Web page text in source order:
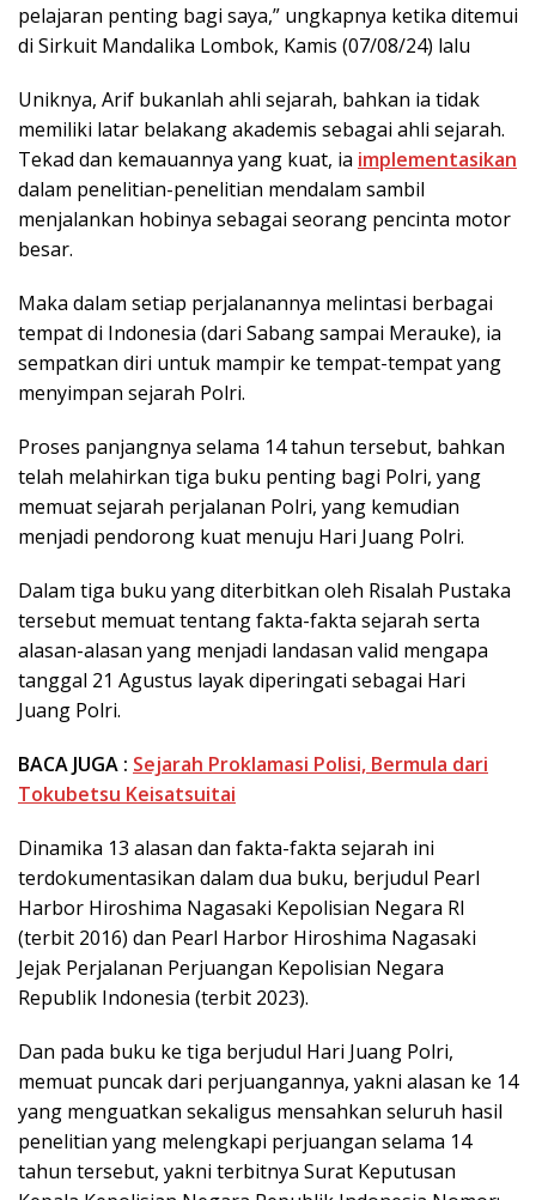
pelajaran penting bagi saya,” ungkapnya ketika ditemui
di Sirkuit Mandalika Lombok, Kamis (07/08/24) lalu
Uniknya, Arif bukanlah ahli sejarah, bahkan ia tidak
memiliki latar belakang akademis sebagai ahli sejarah.
Tekad dan kemauannya yang kuat, ia implementasikan
dalam penelitian-penelitian mendalam sambil
menjalankan hobinya sebagai seorang pencinta motor
besar.
Maka dalam setiap perjalanannya melintasi berbagai
tempat di Indonesia (dari Sabang sampai Merauke), ia
sempatkan diri untuk mampir ke tempat-tempat yang
menyimpan sejarah Polri.
Proses panjangnya selama 14 tahun tersebut, bahkan
telah melahirkan tiga buku penting bagi Polri, yang
memuat sejarah perjalanan Polri, yang kemudian
menjadi pendorong kuat menuju Hari Juang Polri.
Dalam tiga buku yang diterbitkan oleh Risalah Pustaka
tersebut memuat tentang fakta-fakta sejarah serta
alasan-alasan yang menjadi landasan valid mengapa
tanggal 21 Agustus layak diperingati sebagai Hari
Juang Polri.
BACA JUGA : Sejarah Proklamasi Polisi, Bermula dari
Tokubetsu Keisatsuitai
Dinamika 13 alasan dan fakta-fakta sejarah ini
terdokumentasikan dalam dua buku, berjudul Pearl
Harbor Hiroshima Nagasaki Kepolisian Negara RI
(terbit 2016) dan Pearl Harbor Hiroshima Nagasaki
Jejak Perjalanan Perjuangan Kepolisian Negara
Republik Indonesia (terbit 2023).
Dan pada buku ke tiga berjudul Hari Juang Polri,
memuat puncak dari perjuangannya, yakni alasan ke 14
yang menguatkan sekaligus mensahkan seluruh hasil
penelitian yang melengkapi perjuangan selama 14
tahun tersebut, yakni terbitnya Surat Keputusan